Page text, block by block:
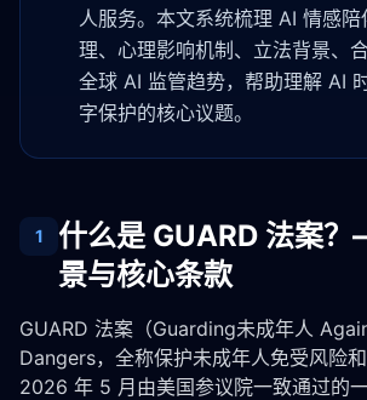
人服务。本文系统梳理 AI 情感陪
理、心理影响机制、立法背景、
全球 AI 监管趋势，帮助理解 AI
字保护的核心议题。
1
什么是 GUARD 法案
景与核心条款
GUARD 法案（Guarding未成年人
Dangers，全称保护未成年人免受风险
2026 年 5 月由美国参议院一致通过的